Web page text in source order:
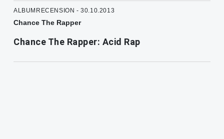
ALBUMRECENSION - 30.10.2013
Chance The Rapper
Chance The Rapper: Acid Rap